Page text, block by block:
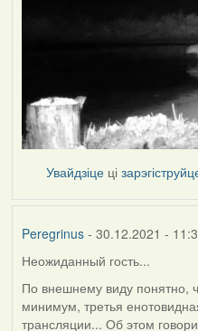
Увайдзіце ці
Peregrinus- 30.12.2021 -
Неожиданный гость...
По внешнему виду понятно,
минимум, третья
трансляции... Об этом